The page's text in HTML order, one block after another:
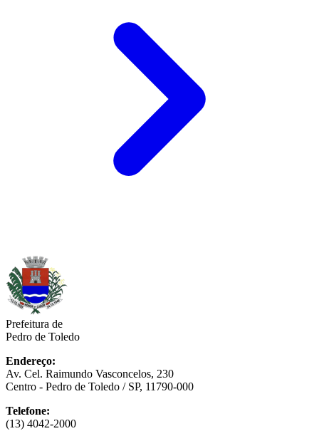
Prefeitura de
Pedro de Toledo
Endereço:
Av. Cel. Raimundo Vasconcelos, 230
Centro - Pedro de Toledo / SP, 11790-000
Telefone:
(13) 4042-2000